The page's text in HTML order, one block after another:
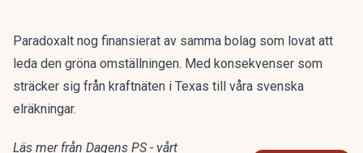
Paradoxalt nog finansierat av samma bolag som lovat att
leda den gröna omställningen. Med konsekvenser som
sträcker sig från kraftnäten i Texas till våra svenska
elräkningar.
Läs mer från Dagens PS - vårt